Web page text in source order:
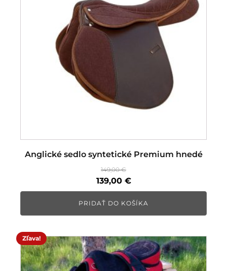
Anglické sedlo syntetické Premium hnedé
149,00€
Pôvodná
cena
bola:
149,00 €.
139,00 €Aktuálna
cena
je:
139,00 €.
PRIDAŤ DO KOŠÍKA
Zľava!